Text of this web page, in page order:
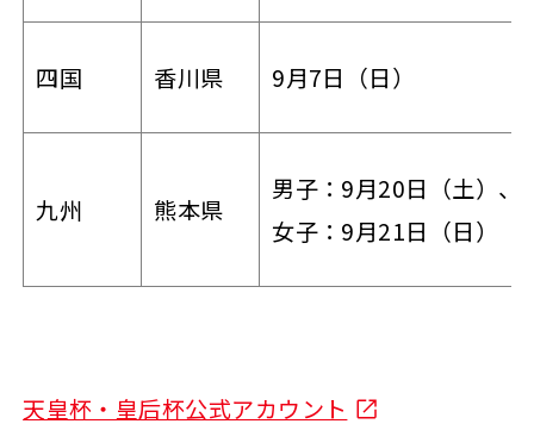
四国 香川県 9月7日（日）
九州 熊本県
男子：9月20日（土）、
女子：9月21日（日）
天皇杯・皇后杯公式アカウント